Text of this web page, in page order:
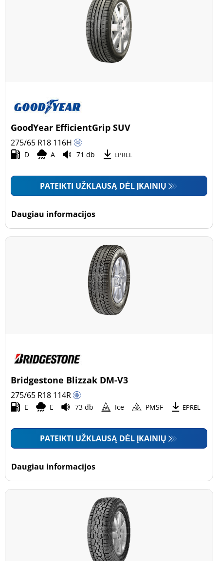
Visi sezonai (0)
Lengvasis automobilis (1)
Mažas sunkvežimis (0)
Motociklas (0)
Padanga sustiprintomis sienelėmis
GoodYear EfficientGrip SUV
275/65 R18 116H
D A 71 db EPREL
PATEIKTI UŽKLAUSĄ DĖL ĮKAINIŲ
Daugiau informacijos
Bridgestone Blizzak DM-V3
275/65 R18 114R
E E 73 db Ice PMSF EPREL
PATEIKTI UŽKLAUSĄ DĖL ĮKAINIŲ
Daugiau informacijos